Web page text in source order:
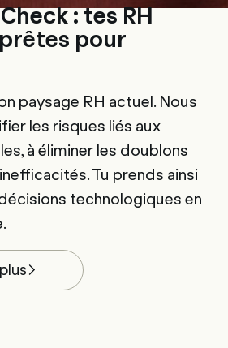
: tes RH
pour
paysage RH actuel. Nous
les risques liés aux
à éliminer les doublons
Tu prends ainsi
technologiques en